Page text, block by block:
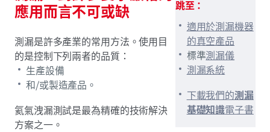
應用而言不可或缺
測漏是許多產業的常用方法。使用目
的是控制下列兩者的品質：
生產設備
和/或製造產品。
氦氣洩漏測試是最為精確的技術解決
方案之一。
跳至：
適用於測漏機器
的真空產品
標準測漏儀
測漏系統
下載我們的測漏
基礎知識電子書